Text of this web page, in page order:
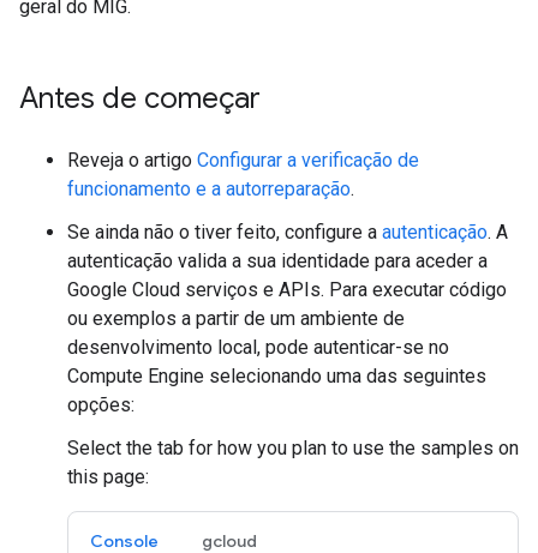
geral do MIG.
Antes de começar
Reveja o artigo Configurar a verificação de
funcionamento e a autorreparação.
Se ainda não o tiver feito, configure a autenticação. A
autenticação valida a sua identidade para aceder a
Google Cloud serviços e APIs. Para executar código
ou exemplos a partir de um ambiente de
desenvolvimento local, pode autenticar-se no
Compute Engine selecionando uma das seguintes
opções:
Select the tab for how you plan to use the samples on
this page:
Console gcloud